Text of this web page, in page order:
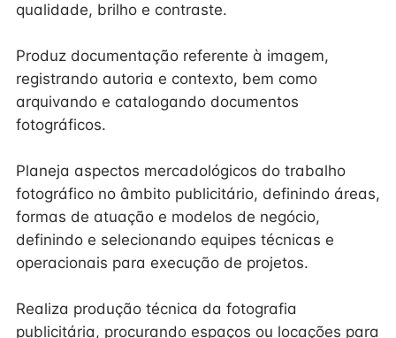
qualidade, brilho e contraste.
Produz documentação referente à imagem,
registrando autoria e contexto, bem como
arquivando e catalogando documentos
fotográficos.
Planeja aspectos mercadológicos do trabalho
fotográfico no âmbito publicitário, definindo áreas,
formas de atuação e modelos de negócio,
definindo e selecionando equipes técnicas e
operacionais para execução de projetos.
Realiza produção técnica da fotografia
publicitária, procurando espaços ou locações para